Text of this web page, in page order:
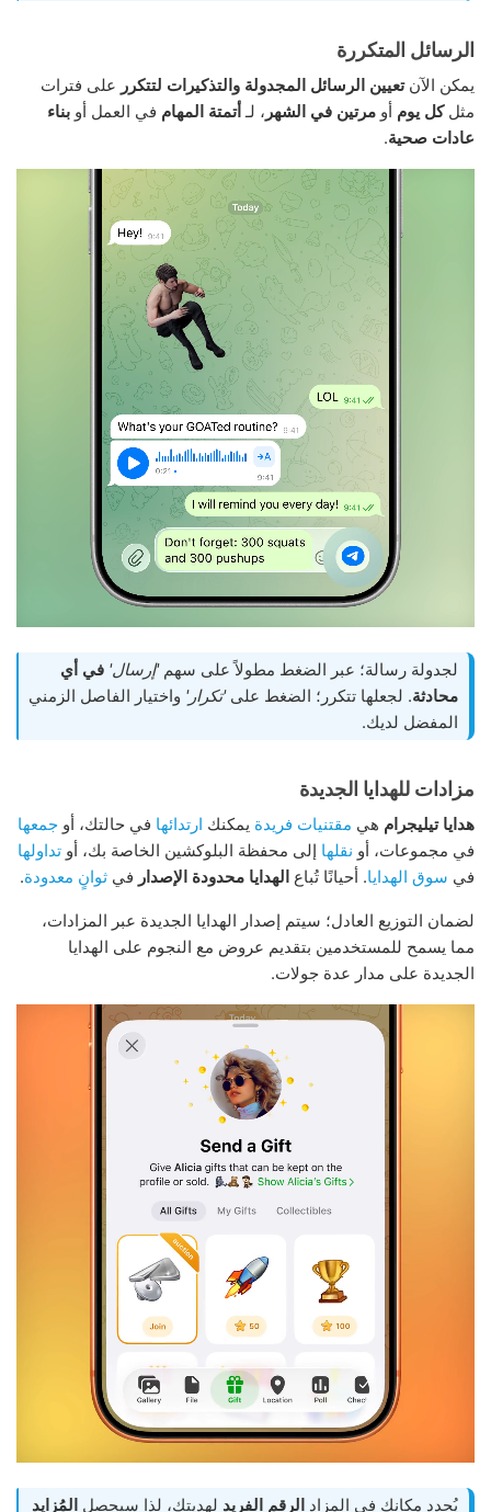
الرسائل المتكررة
يمكن الآنتعيين الرسائل المجدولة والتذكيرات لتتكرر على فترات
مثلكل يوم أو مرتين في الشهر ، لـ أتمتة المهام في العمل أو بناء
عادات صحية.
لجدولة رسالة؛ عبر الضغط مطولاً على سهم'إرسال' في أي
محادثة. لجعلها تتكرر؛ الضغط على'تكرار' واختيار الفاصل الزمني
المفضل لديك.
مزادات للهدايا الجديدة
هدايا تيليجرام هي مقتنيات فريدة يمكنك ارتدائها في حالتك، أو جمعها
في مجموعات، أو نقلها إلى محفظة البلوكشين الخاصة بك، أو تداولها
في سوق الهدايا. أحيانًا تُباع الهدايا محدودة الإصدار في ثوانٍ معدودة.
لضمان التوزيع العادل؛ سيتم إصدار الهدايا الجديدة عبر المزادات،
مما يسمح للمستخدمين بتقديم عروض مع النجوم على الهدايا
الجديدة على مدار عدة جولات.
يُحدد مكانك في المزاد الرقم الفريد لهديتك، لذا سيحصل المُزايد